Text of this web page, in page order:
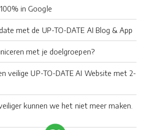
in Google
met de UP-TO-DATE AI Blog & App
met je doelgroepen?
veilige UP-TO-DATE AI Website met 2-
kunnen we het niet meer maken.